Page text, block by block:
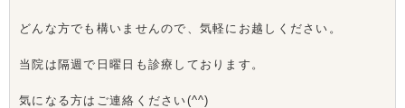
どんな方でも構いませんので、気軽にお越しください。
当院は隔週で日曜日も診療しております。
気になる方はご連絡ください(^^)